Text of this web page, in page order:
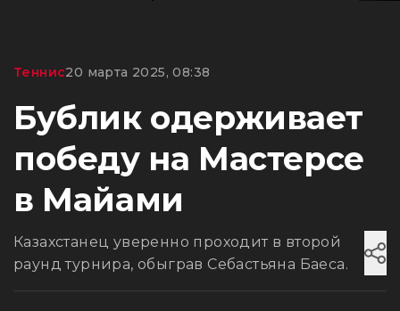
Теннис20 марта 2025, 08:38
Бублик одерживает
победу на Мастерсе
в Майами
Казахстанец уверенно проходит в второй
раунд турнира, обыграв Себастьяна Баеса.